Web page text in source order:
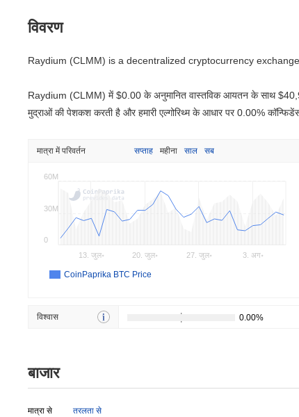
विवरण
Raydium (CLMM) is a decentralized cryptocurrency
Raydium (CLMM) में$0.00 के अनुमानित वास्तविक आयतन के साथ
मुद्राओं की पेशकश करती है और हमारी एल्गोरिथ्म के आधार पर 0.00%
मात्रा में परिवर्तन सप्ताह महीना साल सब
CoinPaprika BTC Price
13. जुल॰ 20. जुल॰ 27. जुल॰ 3. अग॰
0
30M
60M
विश्वास
बाजार
मात्रा से तरलता से